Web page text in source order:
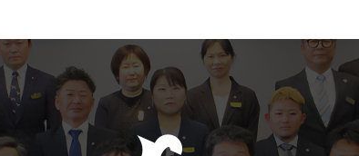
のだ七夕まつり」開催！